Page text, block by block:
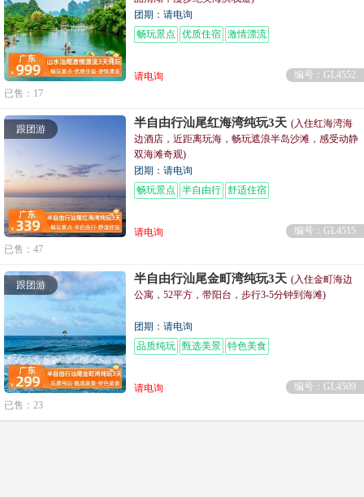
团期：请电询
畅玩景点
优质住宿 激情漂流
请电询
编号：GL4552
已售：17
跟团游 半自由行汕尾红海湾纯玩3天 (入住红海湾海
边酒店，近距离玩海，畅玩遮浪半岛沙滩，感受动静
双海滩奇观)
团期：请电询
畅玩景点
半自由行 舒适住宿
请电询
编号：GL4515
已售：47
跟团游 半自由行汕尾金町湾纯玩3天 (入住金町海边
公寓，52平方，带阳台，步行3-5分钟到海滩)
团期：请电询
品质纯玩 甄选美景 特色美食
请电询
编号：GL4509
已售：23